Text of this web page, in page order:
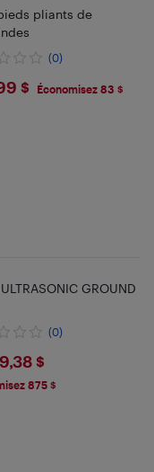
pliants de
(0)
$ Économisez 83 $
GROUND
(0)
$
875 $